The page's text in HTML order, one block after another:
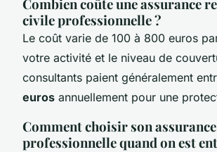
Combien coûte une assurance
civile professionnelle ?
Le coût varie de 100 à 800 euros
votre activité et le niveau de
consultants paient généralement
euros annuellement pour une
Comment choisir son assurance
professionnelle quand on est